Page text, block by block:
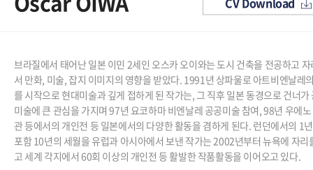
브라질에서 태어난 일본 이민 2세인 오스카 오이와는 도시 건축을 전공하고
서 만화, 미술, 잡지 이미지의 영향을 받았다. 1991년 상파울로 아트비엔날레
를 시작으로 현대미술과 깊게 접하게 된 작가는, 그 직후 일본 동경으로 건너가
미술에 큰 관심을 가지며 97년 요코하마 비엔날레 공공미술 참여, 98년 우에
관 등에서의 개인전 등 일본에서의 다양한 활동을 겸하게 된다. 런던에서의 1
포함 10년의 세월을 유럽과 아시아에서 보낸 작가는 2002년부터 뉴욕에 자리
고 세계 각지에서 60회 이상의 개인전 등 활발한 작품활동을 이어오고 있다.